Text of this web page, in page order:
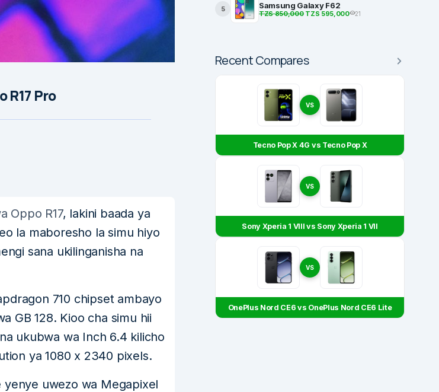
R17 Pro
Oppo R17, lakini baada ya
la maboresho la simu hiyo
sana ukilinganisha na
710 chipset ambayo
GB 128. Kioo cha simu hii
ukubwa wa Inch 6.4 kilicho
ya 1080 x 2340 pixels.
yenye uwezo wa Megapixel
5 Samsung Galaxy F62
TZS 850,000TZS 595,000 21
Recent Compares
VS
Tecno Pop X 4G vs Tecno Pop X
VS
Sony Xperia 1 VIII vs Sony Xperia 1 VII
VS
OnePlus Nord CE6 vs OnePlus Nord CE6 Lite